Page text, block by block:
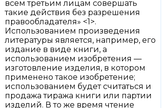
всем третьим лицам совершать
такие действия без разрешения
правообладателя» <1>.
Использованием произведения
литературы является, например, его
издание в виде книги, а
использованием изобретения —
изготовление изделия, в котором
применено такое изобретение;
использованием будет считаться и
продажа тиража книги или партии
изделий. В то же время чтение